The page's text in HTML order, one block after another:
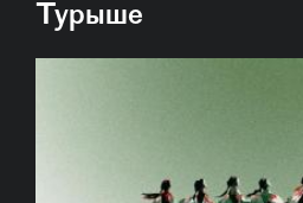
Турыше